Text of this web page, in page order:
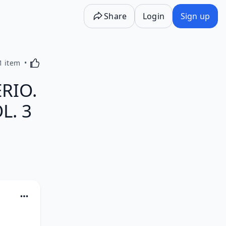
Share Login Sign up
item Activating this element will cause content on the
3